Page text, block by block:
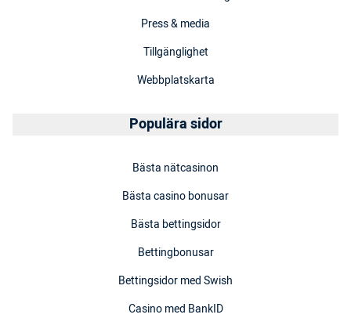
Press & media
Tillgänglighet
Webbplatskarta
Populära sidor
Bästa nätcasinon
Bästa casino bonusar
Bästa bettingsidor
Bettingbonusar
Bettingsidor med Swish
Casino med BankID